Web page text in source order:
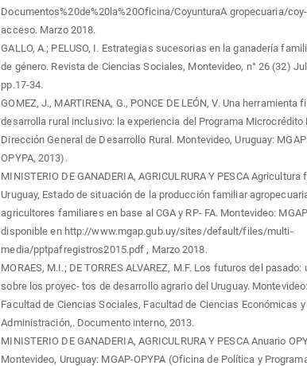
Documentos%20de%20la%20Oficina/CoyunturaA gropecuaria/
acceso. Marzo 2018.
GALLO, A.; PELUSO, I. Estrategias sucesorias en la ganadería
de género. Revista de Ciencias Sociales, Montevideo, n° 26 (32)
pp.17-34.
GOMEZ, J., MARTIRENA, G., PONCE DE LEÓN, V. Una herramienta
desarrolla rural inclusivo: la experiencia del Programa Microcrédito
Dirección General de Desarrollo Rural. Montevideo, Uruguay:
OPYPA, 2013).
MINISTERIO DE GANADERIA, AGRICULRURA Y PESCA Agricultura
Uruguay, Estado de situación de la producción familiar
agricultores familiares en base al CGA y RP- FA. Montevideo:
disponible en http://www.mgap.gub.uy/sites/default/files/multi-
media/pptpafregistros2015.pdf , Marzo 2018.
MORAES, M.I.; DE TORRES ALVAREZ, M.F. Los futuros del
sobre los proyec- tos de desarrollo agrario del Uruguay. Montevideo:
Facultad de Ciencias Sociales, Facultad de Ciencias Económicas y
Administración,. Documento interno, 2013.
MINISTERIO DE GANADERIA, AGRICULRURA Y PESCA Anuario
Montevideo, Uruguay: MGAP-OPYPA (Oficina de Política y